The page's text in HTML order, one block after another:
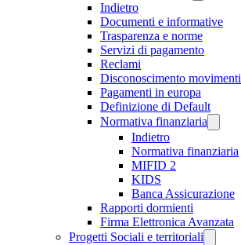
Indietro
Documenti e informative
Trasparenza e norme
Servizi di pagamento
Reclami
Disconoscimento movimenti
Pagamenti in europa
Definizione di Default
Normativa finanziaria
Indietro
Normativa finanziaria
MIFID 2
KIDS
Banca Assicurazione
Rapporti dormienti
Firma Elettronica Avanzata
Progetti Sociali e territoriali